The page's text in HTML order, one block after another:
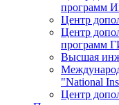
программ
Центр
Центр
программ
Высшая
"National
Центр